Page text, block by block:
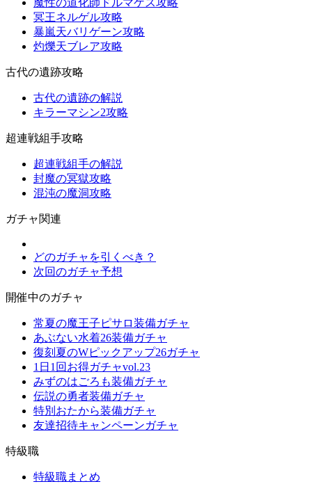
魔性の道化師ドルマゲス攻略
冥王ネルゲル攻略
暴嵐天バリゲーン攻略
灼爍天ブレア攻略
古代の遺跡攻略
古代の遺跡の解説
キラーマシン2攻略
超連戦組手攻略
超連戦組手の解説
封魔の冥獄攻略
混沌の魔洞攻略
ガチャ関連
どのガチャを引くべき？
次回のガチャ予想
開催中のガチャ
常夏の魔王子ピサロ装備ガチャ
あぶない水着26装備ガチャ
復刻夏のWピックアップ26ガチャ
1日1回お得ガチャvol.23
みずのはごろも装備ガチャ
伝説の勇者装備ガチャ
特別おたから装備ガチャ
友達招待キャンペーンガチャ
特級職
特級職まとめ